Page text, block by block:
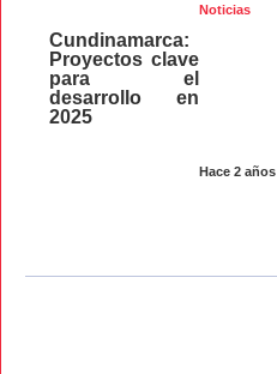
Noticias
Hace 2 años
Cundinamarca:
Proyectos clave
para el
desarrollo en
2025